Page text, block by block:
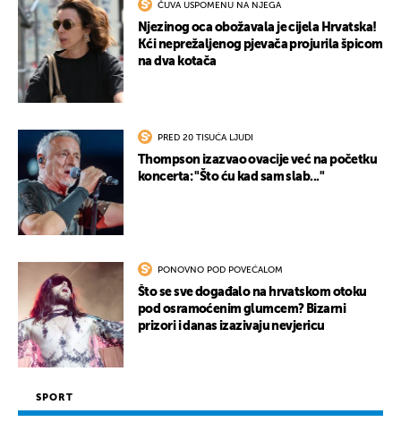
ČUVA USPOMENU NA NJEGA
Njezinog oca obožavala je cijela Hrvatska!
Kći neprežaljenog pjevača projurila špicom
na dva kotača
PRED 20 TISUĆA LJUDI
Thompson izazvao ovacije već na početku
koncerta: "Što ću kad sam slab..."
PONOVNO POD POVEĆALOM
Što se sve događalo na hrvatskom otoku
pod osramoćenim glumcem? Bizarni
prizori i danas izazivaju nevjericu
SPORT